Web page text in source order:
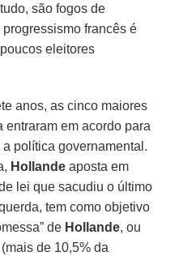
são fogos de
francês é
eleitores
anos, as cinco maiores
em acordo para
política governamental.
Hollande aposta em
lei que sacudiu o último
tem como objetivo
de Hollande, ou
de 10,5% da